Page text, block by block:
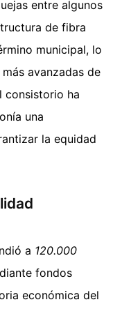
entre algunos
de fibra
municipal, lo
avanzadas de
consistorio ha
una
la equidad
a 120.000
fondos
económica del